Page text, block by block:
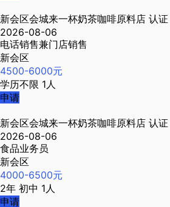
新会区会城来一杯奶茶咖啡原料店 认证
2026-08-06
电话销售兼门店销售
新会区
4500-6000元
学历不限 1人
申请
新会区会城来一杯奶茶咖啡原料店 认证
2026-08-06
食品业务员
新会区
4000-6500元
2年 初中 1人
申请